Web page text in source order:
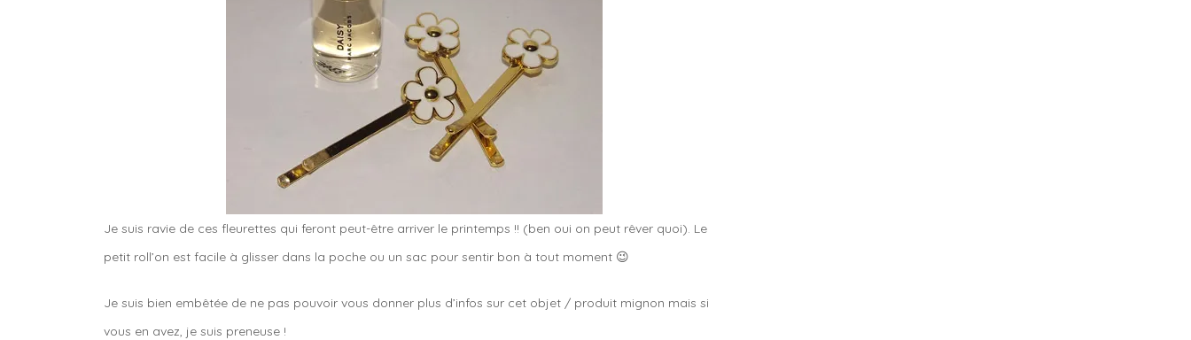
Je suis ravie de ces fleurettes qui feront peut-être arriver le printemps !! (ben oui on peut rêver quoi). Le
petit roll’on est facile à glisser dans la poche ou un sac pour sentir bon à tout moment 😉
Je suis bien embêtée de ne pas pouvoir vous donner plus d’infos sur cet objet / produit mignon mais si
vous en avez, je suis preneuse !